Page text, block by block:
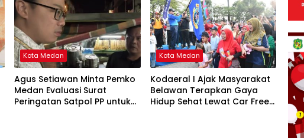
Kota Medan
Agus Setiawan Minta Pemko
Medan Evaluasi Surat
Peringatan Satpol PP untuk
Kota Medan
Kodaeral I Ajak Masyarakat
Belawan Terapkan Gaya
Hidup Sehat Lewat Car Free